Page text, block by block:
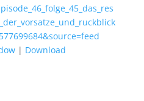
| Download